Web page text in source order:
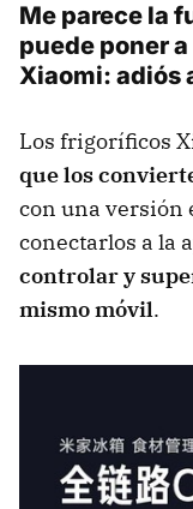
Me parece la
puede poner
Xiaomi: adiós
Los frigoríficos
que los
con una versión
conectarlos a la
controlar y
mismo móvil.